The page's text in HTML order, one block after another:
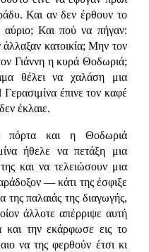
Και αν δεν έρθουν το
Και πού να πήγαν:
κατοικία; Μην τον
Γιάννη η κυρά Θοδωριά;
θέλει να χαλάση μια
έπινε τον καφέ
έκλαιε.
πόρτα και η Θοδωριά
ήθελε να πετάξη μια
και να τελειώσουν μια
— κάτι της έσφιξε
της παλαιάς της διαγωγής,
άλλοτε απέρριψε αυτή
και την εκάρφωσε εις το
να της φερθούν έτσι κι